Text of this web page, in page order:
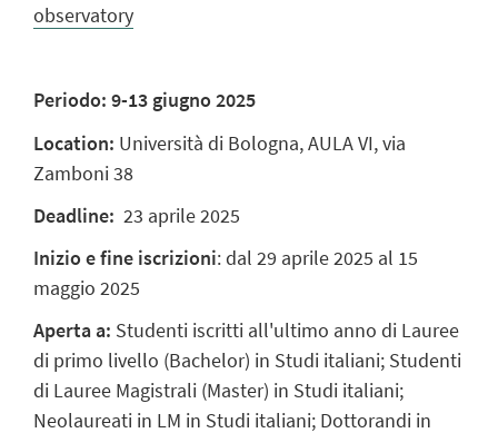
observatory
Periodo: 9-13 giugno 2025
Location: Università di Bologna, AULA VI, via
Zamboni 38
Deadline: 23 aprile 2025
Inizio e fine iscrizioni:dal 29 aprile 2025 al 15
maggio 2025
Aperta a: Studenti iscritti all'ultimo anno di Lauree
di primo livello (Bachelor) in Studi italiani; Studenti
di Lauree Magistrali (Master) in Studi italiani;
Neolaureati in LM in Studi italiani; Dottorandi in